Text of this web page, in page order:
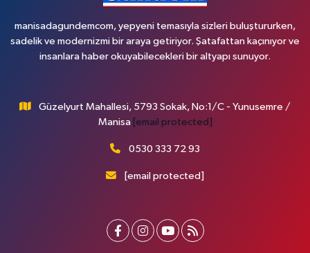
manisadagundemcom, yepyeni temasıyla sizleri buluştururken,
sadelik ve modernizmi bir araya getiriyor. Şatafattan kaçınıyor ve
insanlara haber okuyabilecekleri bir altyapı sunuyor.
Güzelyurt Mahallesi, 5793 Sokak, No:1/C - Yunusemre /
Manisa [email protected]
0530 333 72 93
[email protected]